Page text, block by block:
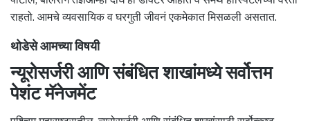
राहतो. आमचे व्यवसायिक व घरगुती जीवनं एकमेकात मिसळली असतात.
थोडेसे आमच्या विषयी
न्यूरोसर्जरी आणि संबंधित शाखांमध्ये सर्वोत्तम
पेशंट मॅनेजमेंट